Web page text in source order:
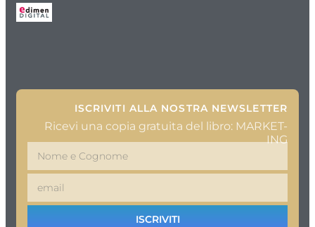
ISCRIVITI ALLA NOSTRA NEWSLETTER
Ricevi una copia gratuita del libro: MARKET-
ING
ISCRIVITI